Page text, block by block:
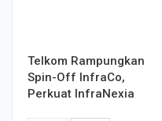
Telkom Rampungkan
Spin-Off InfraCo,
Perkuat InfraNexia